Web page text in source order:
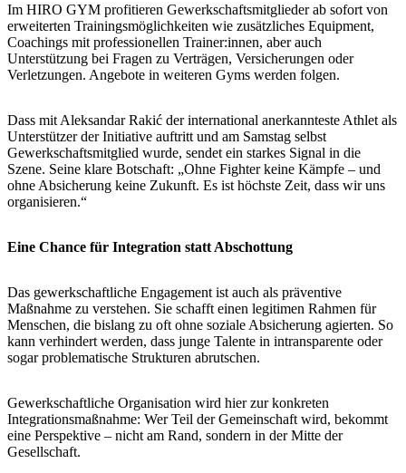
Im HIRO GYM profitieren Gewerkschaftsmitglieder ab sofort von
erweiterten Trainingsmöglichkeiten wie zusätzliches Equipment,
Coachings mit professionellen Trainer:innen, aber auch
Unterstützung bei Fragen zu Verträgen, Versicherungen oder
Verletzungen. Angebote in weiteren Gyms werden folgen.
Dass mit Aleksandar Rakić der international anerkannteste Athlet als
Unterstützer der Initiative auftritt und am Samstag selbst
Gewerkschaftsmitglied wurde, sendet ein starkes Signal in die
Szene. Seine klare Botschaft: „Ohne Fighter keine Kämpfe – und
ohne Absicherung keine Zukunft. Es ist höchste Zeit, dass wir uns
organisieren.“
Eine Chance für Integration statt Abschottung
Das gewerkschaftliche Engagement ist auch als präventive
Maßnahme zu verstehen. Sie schafft einen legitimen Rahmen für
Menschen, die bislang zu oft ohne soziale Absicherung agierten. So
kann verhindert werden, dass junge Talente in intransparente oder
sogar problematische Strukturen abrutschen.
Gewerkschaftliche Organisation wird hier zur konkreten
Integrationsmaßnahme: Wer Teil der Gemeinschaft wird, bekommt
eine Perspektive – nicht am Rand, sondern in der Mitte der
Gesellschaft.